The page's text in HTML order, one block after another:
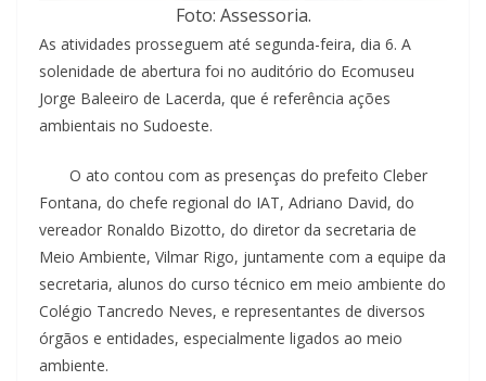
Foto: Assessoria.
As atividades prosseguem até segunda-feira, dia 6. A
solenidade de abertura foi no auditório do Ecomuseu
Jorge Baleeiro de Lacerda, que é referência ações
ambientais no Sudoeste.
O ato contou com as presenças do prefeito Cleber
Fontana, do chefe regional do IAT, Adriano David, do
vereador Ronaldo Bizotto, do diretor da secretaria de
Meio Ambiente, Vilmar Rigo, juntamente com a equipe da
secretaria, alunos do curso técnico em meio ambiente do
Colégio Tancredo Neves, e representantes de diversos
órgãos e entidades, especialmente ligados ao meio
ambiente.